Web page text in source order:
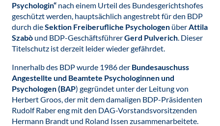
Psychologin“ nach einem Urteil des Bundesgerichtshofes
geschützt werden, hauptsächlich angestrebt für den BDP
durch dieSektion Freiberufliche Psychologen überAttila
Szabò und BDP-GeschäftsführerGerd Pulverich. Dieser
Titelschutz ist derzeit leider wieder gefährdet.
Innerhalb des BDP wurde 1986 der Bundesauschuss
Angestellte und Beamtete Psychologinnen und
Psychologen(BAP) gegründet unter der Leitung von
Herbert Groos, der mit dem damaligen BDP-Präsidenten
Rudolf Raber eng mit den DAG-Vorstandsvorsitzenden
Hermann Brandt und Roland Issen zusammenarbeitete.